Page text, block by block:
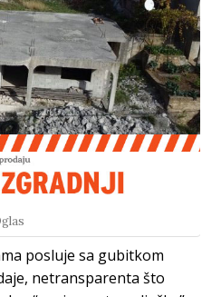
posluje sa gubitkom
netransparenta što